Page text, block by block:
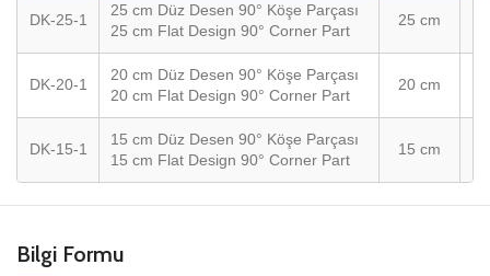
DK-25-1
25 cm Düz Desen 90° Köşe Parçası
25 cm Flat Design 90° Corner Part
25 cm
DK-20-1
20 cm Düz Desen 90° Köşe Parçası
20 cm Flat Design 90° Corner Part
20 cm
DK-15-1
15 cm Düz Desen 90° Köşe Parçası
15 cm Flat Design 90° Corner Part
15 cm
Bilgi Formu